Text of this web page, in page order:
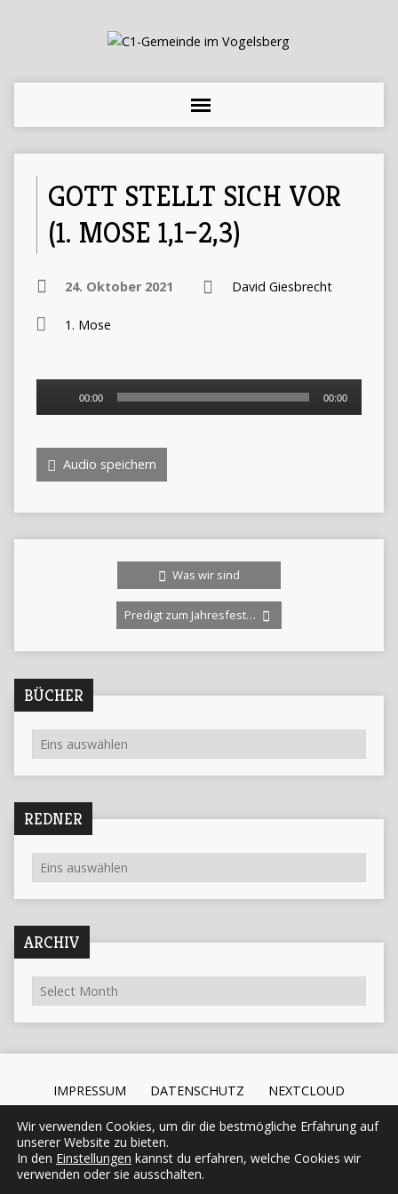
GOTT STELLT SICH VOR
(1. MOSE 1,1–2,3)
24. Oktober 2021 David Giesbrecht
1. Mose
00:00 00:00
Audio speichern
Was wir sind
Predigt zum Jahresfest…
BÜCHER
REDNER
ARCHIV
IMPRESSUM DATENSCHUTZ NEXTCLOUD
Mitten im Leben. Gott begegnen. 06400 – 958 92 13
Wir verwenden Cookies, um dir die bestmögliche Erfahrung auf
unserer Website zu bieten.
In den Einstellungen kannst du erfahren, welche Cookies wir
verwenden oder sie ausschalten.